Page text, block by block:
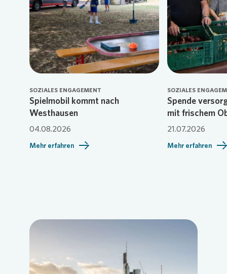
Loading...
SOZIALES ENGAGEMENT
Spielmobil kommt nach
Westhausen
04.08.2026
Mehr erfahren
SOZIALES
Spende
mit frischem
21.07.2026
Mehr erfahren